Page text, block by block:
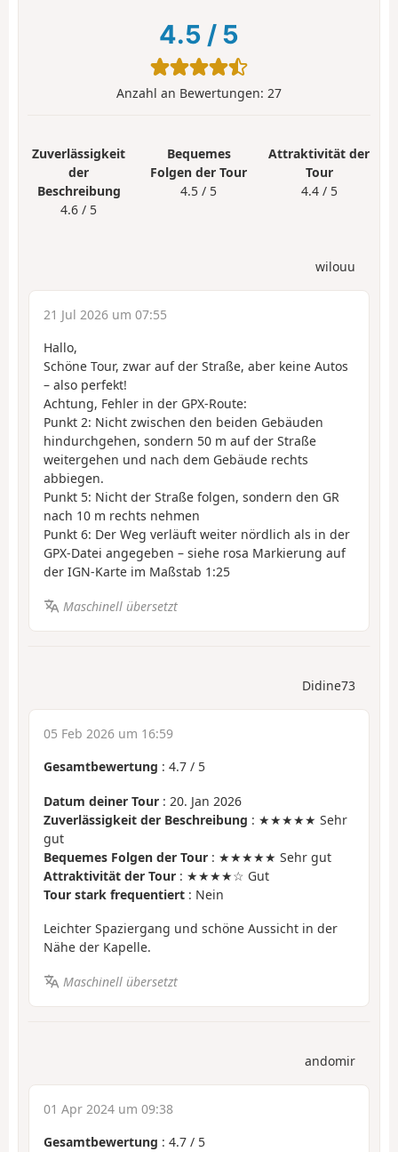
4.5 / 5
Anzahl an Bewertungen: 27
Zuverlässigkeit
der
Beschreibung
4.6 / 5
Bequemes
Folgen der Tour
4.5 / 5
Attraktivität der
Tour
4.4 / 5
wilouu
21 Jul 2026 um 07:55
Hallo,
Schöne Tour, zwar auf der Straße, aber keine Autos
– also perfekt!
Achtung, Fehler in der GPX-Route:
Punkt 2: Nicht zwischen den beiden Gebäuden
hindurchgehen, sondern 50 m auf der Straße
weitergehen und nach dem Gebäude rechts
abbiegen.
Punkt 5: Nicht der Straße folgen, sondern den GR
nach 10 m rechts nehmen
Punkt 6: Der Weg verläuft weiter nördlich als in der
GPX-Datei angegeben – siehe rosa Markierung auf
der IGN-Karte im Maßstab 1:25
Maschinell übersetzt
Didine73
05 Feb 2026 um 16:59
Gesamtbewertung : 4.7 / 5
Datum deiner Tour : 20. Jan 2026
Zuverlässigkeit der Beschreibung : ★★★★★ Sehr
gut
Bequemes Folgen der Tour : ★★★★★ Sehr gut
Attraktivität der Tour : ★★★★☆ Gut
Tour stark frequentiert : Nein
Leichter Spaziergang und schöne Aussicht in der
Nähe der Kapelle.
Maschinell übersetzt
andomir
01 Apr 2024 um 09:38
Gesamtbewertung : 4.7 / 5